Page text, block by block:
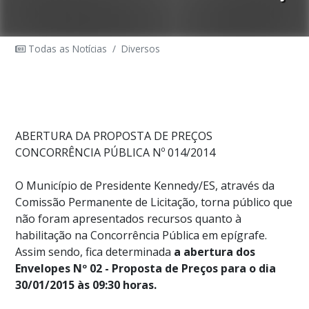
Todas as Notícias / Diversos
ABERTURA DA PROPOSTA DE PREÇOS
CONCORRÊNCIA PÚBLICA Nº 014/2014
O Município de Presidente Kennedy/ES, através da
Comissão Permanente de Licitação, torna público que
não foram apresentados recursos quanto à
habilitação na Concorrência Pública em epígrafe.
Assim sendo, fica determinada a abertura dos
Envelopes Nº 02 - Proposta de Preços para o dia
30/01/2015 às 09:30 horas.